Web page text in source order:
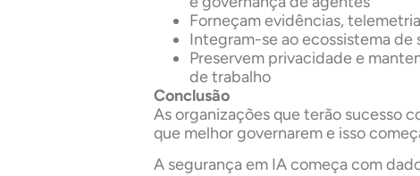
Forneçam evidências,
Integram-se ao ecossistema
Preservem privacidade e
de trabalho
Conclusão
As organizações que terão sucesso
que melhor governarem e isso
A segurança em IA começa com